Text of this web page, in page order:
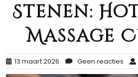
Stenen:
Massage
13 maart 2026 Geen reacties